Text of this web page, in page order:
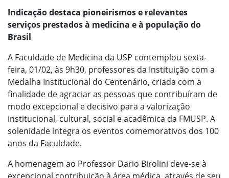
Indicação destaca pioneirismos e relevantes
serviços prestados à medicina e à população do
Brasil
A Faculdade de Medicina da USP contemplou sexta-
feira, 01/02, às 9h30, professores da Instituição com a
Medalha Institucional do Centenário, criada com a
finalidade de agraciar as pessoas que contribuíram de
modo excepcional e decisivo para a valorização
institucional, cultural, social e acadêmica da FMUSP. A
solenidade integra os eventos comemorativos dos 100
anos da Faculdade.
A homenagem ao Professor Dario Birolini deve-se à